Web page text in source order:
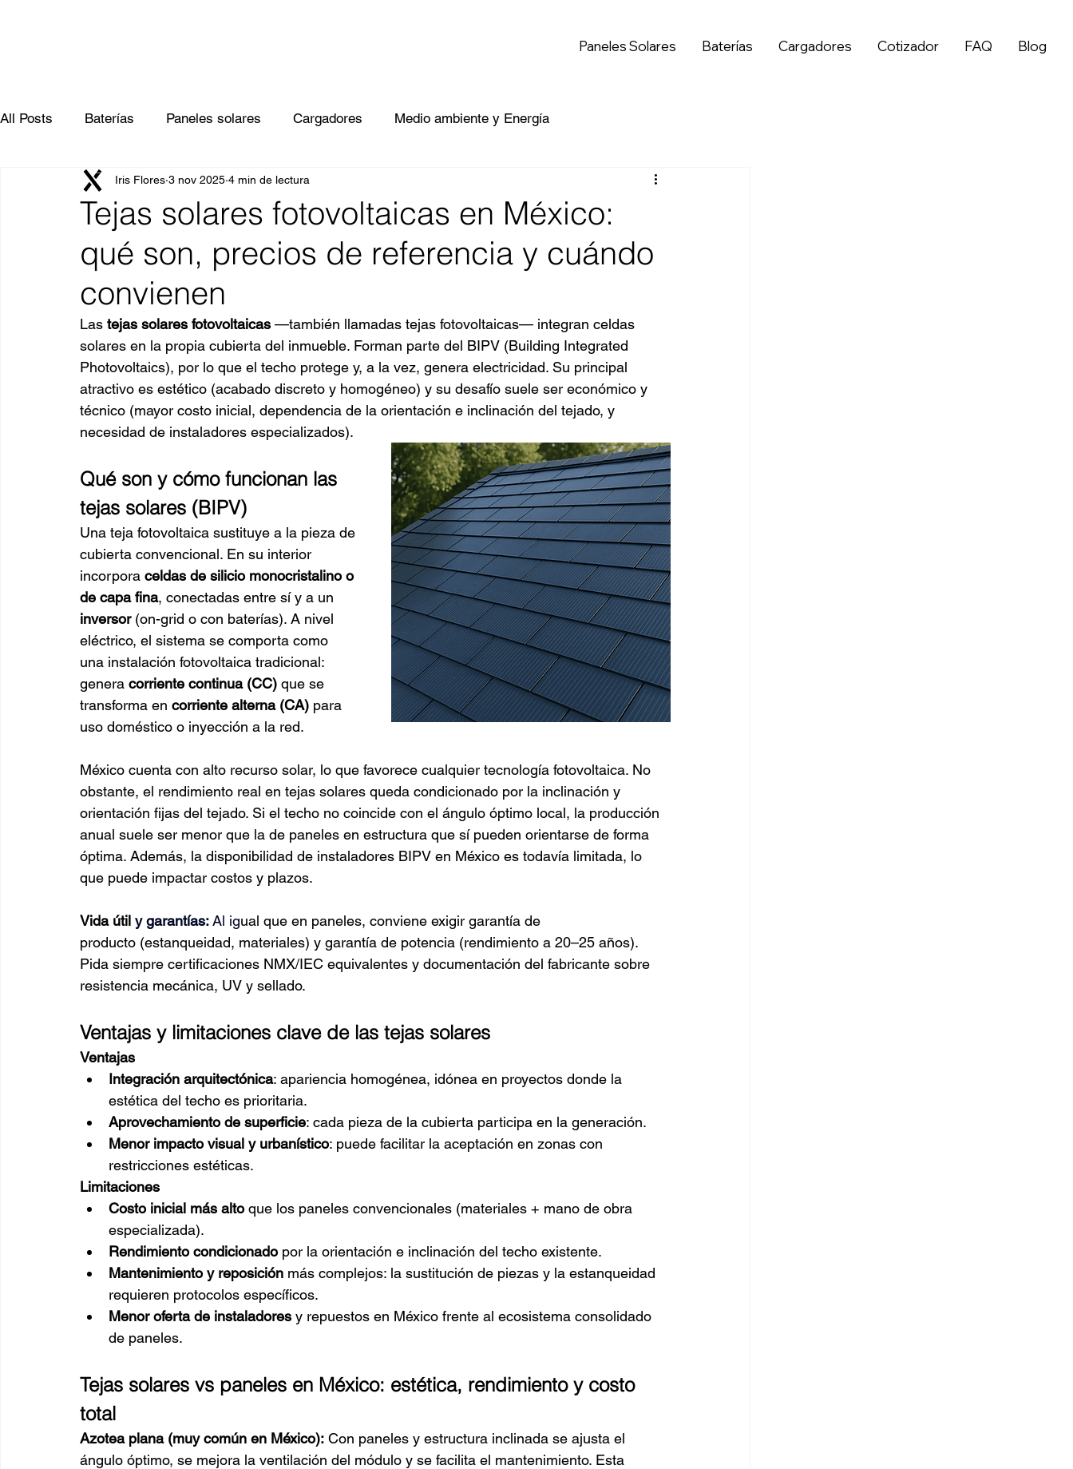
Paneles Solares Baterías Cargadores Cotizador FAQ Blog
All Posts Baterías Paneles solares Cargadores Medio ambiente y Energía
Tejas solares fotovoltaicas en México:
qué son, precios de referencia y cuándo
convienen
Iris Flores 3 nov 2025 4 min de lectura
Las tejas solares fotovoltaicas —también llamadas tejas fotovoltaicas— integran celdas
solares en la propia cubierta del inmueble. Forman parte del BIPV (Building Integrated
Photovoltaics), por lo que el techo protege y, a la vez, genera electricidad. Su principal
atractivo es estético (acabado discreto y homogéneo) y su desafío suele ser económico y
técnico (mayor costo inicial, dependencia de la orientación e inclinación del tejado, y
necesidad de instaladores especializados).
Qué son y cómo funcionan las
tejas solares (BIPV)
Una teja fotovoltaica sustituye a la pieza de
cubierta convencional. En su interior
incorpora celdas de silicio monocristalino o
de capa fina, conectadas entre sí y a un
inversor (on-grid o con baterías). A nivel
eléctrico, el sistema se comporta como
una instalación fotovoltaica tradicional:
genera corriente continua (CC) que se
transforma en corriente alterna (CA) para
uso doméstico o inyección a la red.
México cuenta con alto recurso solar, lo que favorece cualquier tecnología fotovoltaica. No
obstante, el rendimiento real en tejas solares queda condicionado por la inclinación y
orientación fijas del tejado. Si el techo no coincide con el ángulo óptimo local, la producción
anual suele ser menor que la de paneles en estructura que sí pueden orientarse de forma
óptima. Además, la disponibilidad de instaladores BIPV en México es todavía limitada, lo
que puede impactar costos y plazos.
Vida útil y garantías: Al igual que en paneles, conviene exigir garantía de
producto (estanqueidad, materiales) y garantía de potencia (rendimiento a 20–25 años).
Pida siempre certificaciones NMX/IEC equivalentes y documentación del fabricante sobre
resistencia mecánica, UV y sellado.
Ventajas y limitaciones clave de las tejas solares
Ventajas
Integración arquitectónica: apariencia homogénea, idónea en proyectos donde la
estética del techo es prioritaria.
Aprovechamiento de superficie: cada pieza de la cubierta participa en la generación.
Menor impacto visual y urbanístico: puede facilitar la aceptación en zonas con
restricciones estéticas.
Limitaciones
Costo inicial más alto que los paneles convencionales (materiales + mano de obra
especializada).
Rendimiento condicionado por la orientación e inclinación del techo existente.
Mantenimiento y reposición más complejos: la sustitución de piezas y la estanqueidad
requieren protocolos específicos.
Menor oferta de instaladores y repuestos en México frente al ecosistema consolidado
de paneles.
Tejas solares vs paneles en México: estética, rendimiento y costo
total
Azotea plana (muy común en México): Con paneles y estructura inclinada se ajusta el
ángulo óptimo, se mejora la ventilación del módulo y se facilita el mantenimiento. Esta